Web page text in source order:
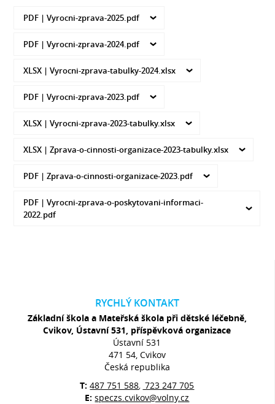
PDF |Vyrocni-zprava-2025.pdf
PDF |Vyrocni-zprava-2024.pdf
XLSX |Vyrocni-zprava-tabulky-2024.xlsx
PDF |Vyrocni-zprava-2023.pdf
XLSX |Vyrocni-zprava-2023-tabulky.xlsx
XLSX |Zprava-o-cinnosti-organizace-2023-tabulky.xlsx
PDF |Zprava-o-cinnosti-organizace-2023.pdf
PDF |Vyrocni-zprava-o-poskytovani-informaci-
2022.pdf
RYCHLÝ KONTAKT
Základní škola a Mateřská škola při dětské léčebně,
Cvikov, Ústavní 531, příspěvková organizace
Ústavní 531
471 54, Cvikov
Česká republika
T:487 751 588, 723 247 705
E:speczs.cvikov@volny.cz